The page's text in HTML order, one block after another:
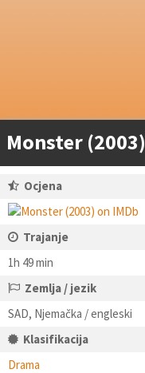
Monster (2003)
Ocjena
Trajanje
1h 49 min
Zemlja / jezik
SAD, Njemačka / engleski
Klasifikacija
Drama